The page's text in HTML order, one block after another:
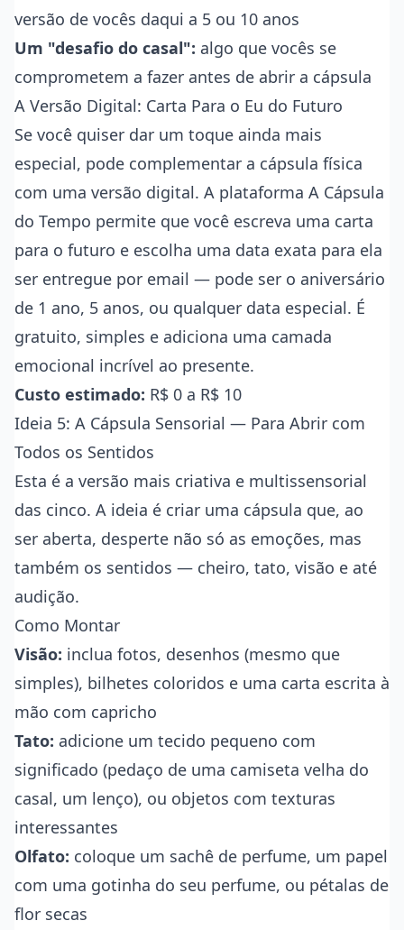
versão de vocês daqui a 5 ou 10 anos
Um "desafio do casal": algo que vocês se
comprometem a fazer antes de abrir a cápsula
A Versão Digital: Carta Para o Eu do Futuro
Se você quiser dar um toque ainda mais
especial, pode complementar a cápsula física
com uma versão digital. A plataforma A Cápsula
do Tempo permite que você escreva uma carta
para o futuro e escolha uma data exata para ela
ser entregue por email — pode ser o aniversário
de 1 ano, 5 anos, ou qualquer data especial. É
gratuito, simples e adiciona uma camada
emocional incrível ao presente.
Custo estimado: R$ 0 a R$ 10
Ideia 5: A Cápsula Sensorial — Para Abrir com
Todos os Sentidos
Esta é a versão mais criativa e multissensorial
das cinco. A ideia é criar uma cápsula que, ao
ser aberta, desperte não só as emoções, mas
também os sentidos — cheiro, tato, visão e até
audição.
Como Montar
Visão: inclua fotos, desenhos (mesmo que
simples), bilhetes coloridos e uma carta escrita à
mão com capricho
Tato: adicione um tecido pequeno com
significado (pedaço de uma camiseta velha do
casal, um lenço), ou objetos com texturas
interessantes
Olfato: coloque um sachê de perfume, um papel
com uma gotinha do seu perfume, ou pétalas de
flor secas